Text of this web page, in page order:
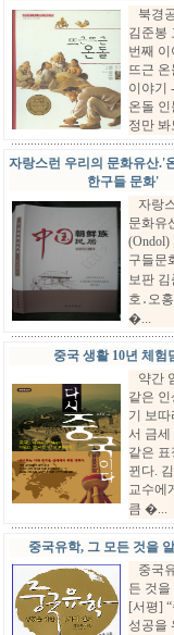
북경
김준봉
번째 이
뜨근 온
이야기
온돌 인
정만 봐
자랑스런 우리의 문화유산.'
한구들 문화'
자랑
문화유
(Ondol)
구들문
보판 김
호․오
�...
중국 생활 10년 체험
약간
같은
기 보따
서 금세
같은
뀐다.
교수에
큼 �...
중국유학, 그 모든 것을
중국
든 것
[서평]
성공을